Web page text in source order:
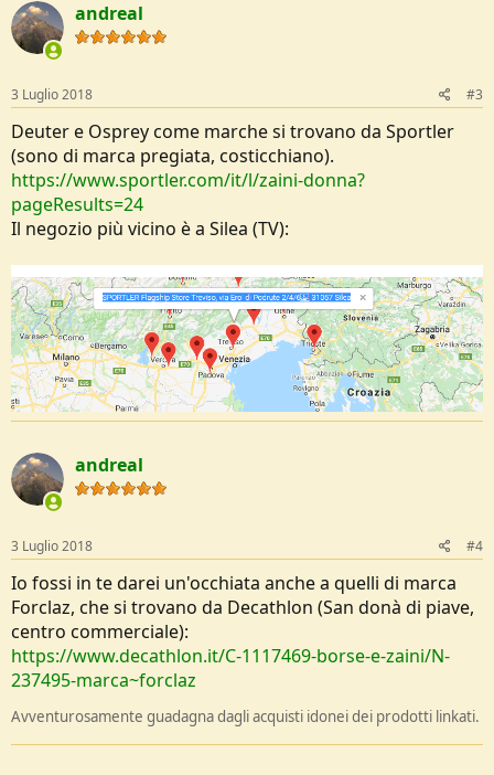
andreal
3 Luglio 2018 #3
Deuter e Osprey come marche si trovano da Sportler
(sono di marca pregiata, costicchiano).
https://www.sportler.com/it/l/zaini-donna?
pageResults=24
Il negozio più vicino è a Silea (TV):
andreal
3 Luglio 2018 #4
Io fossi in te darei un'occhiata anche a quelli di marca
Forclaz, che si trovano da Decathlon (San donà di piave,
centro commerciale):
https://www.decathlon.it/C-1117469-borse-e-zaini/N-
237495-marca~forclaz
Avventurosamente guadagna dagli acquisti idonei dei prodotti linkati.